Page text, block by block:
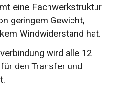
eine Fachwerkstruktur
geringem Gewicht,
Windwiderstand hat.
wird alle 12
den Transfer und